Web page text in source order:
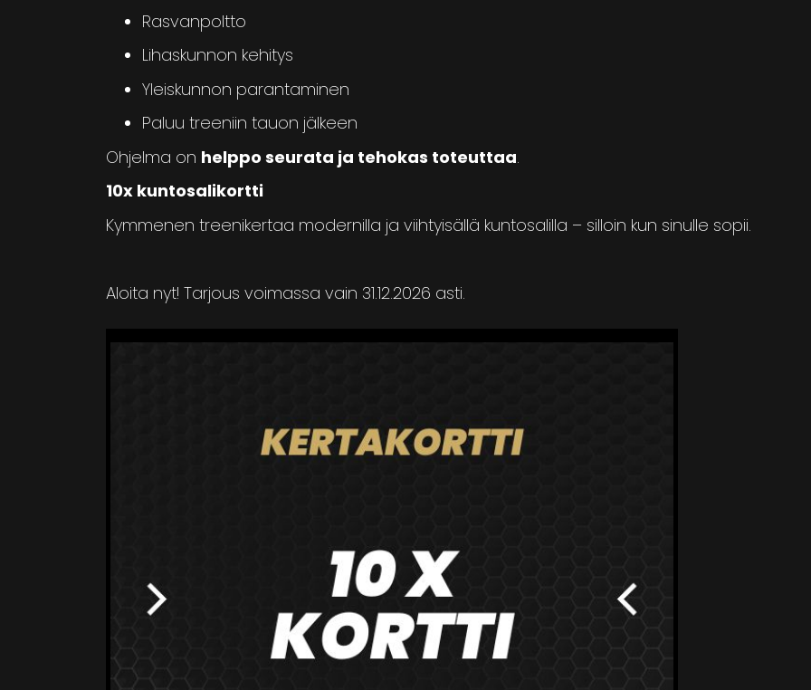
Rasvanpoltto
Lihaskunnon kehitys
Yleiskunnon parantaminen
Paluu treeniin tauon jälkeen
Ohjelma on helppo seurata ja tehokas toteuttaa.
10x kuntosalikortti
Kymmenen treenikertaa modernilla ja viihtyisällä kuntosalilla – silloin kun sinulle sopii.
Aloita nyt! Tarjous voimassa vain 31.12.2026 asti.